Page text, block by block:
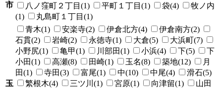
市
八ノ窪町２丁目(1)
平町１丁目(1) 袋(4)
牧ノ内
(1)
丸島町１丁目(1)
玉
青木(1) 安楽寺(2) 伊倉北方(4)
伊倉南方(2)
石貫(2)
岩崎(2) 永徳寺(1) 大倉(5)
大浜町(7)
小野尻(1)
亀甲(1) 川部田(1) 小浜(4) 下(5)
下
小田(1)
高瀬(8) 田崎(1) 玉名(8) 築地(12)
月
田(1)
寺田(3) 富尾(1) 中(10) 中尾(4)
滑石(5)
繁根木(4)
三ツ川(1) 宮原(1) 向津留(1)
山田